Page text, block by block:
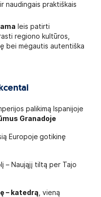
naudingais praktiškais
leis patirti
regiono kultūros,
bei mėgautis autentiška
palikimą Ispanijoje
Granadoje
Europoje gotikinę
– Naująjį tiltą per Tajo
– katedrą , vieną